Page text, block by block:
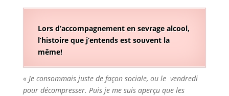
Lors d’accompagnement en sevrage alcool,
l’histoire que j’entends est souvent la
même!
« Je consommais juste de façon sociale, ou le vendredi
pour décompresser. Puis je me suis aperçu que les